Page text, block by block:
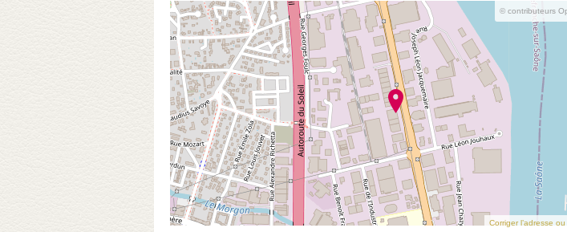
© contributeurs
Corriger l’adresse